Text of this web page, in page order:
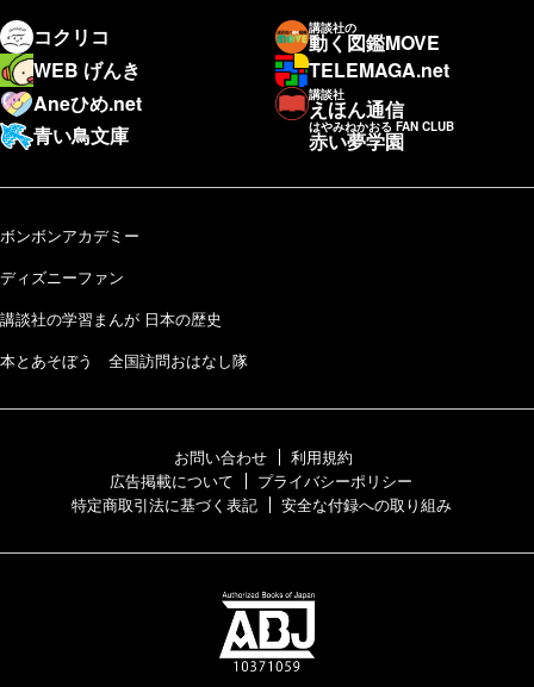
コクリコ
講談社の
動く図鑑MOVE
WEB げんき
TELEMAGA.net
Aneひめ.net
講談社
えほん通信
青い鳥文庫
はやみねかおる FAN CLUB
赤い夢学園
ボンボンアカデミー
ディズニーファン
講談社の学習まんが 日本の歴史
本とあそぼう 全国訪問おはなし隊
お問い合わせ
利用規約
広告掲載について
プライバシーポリシー
特定商取引法に基づく表記
安全な付録への取り組み